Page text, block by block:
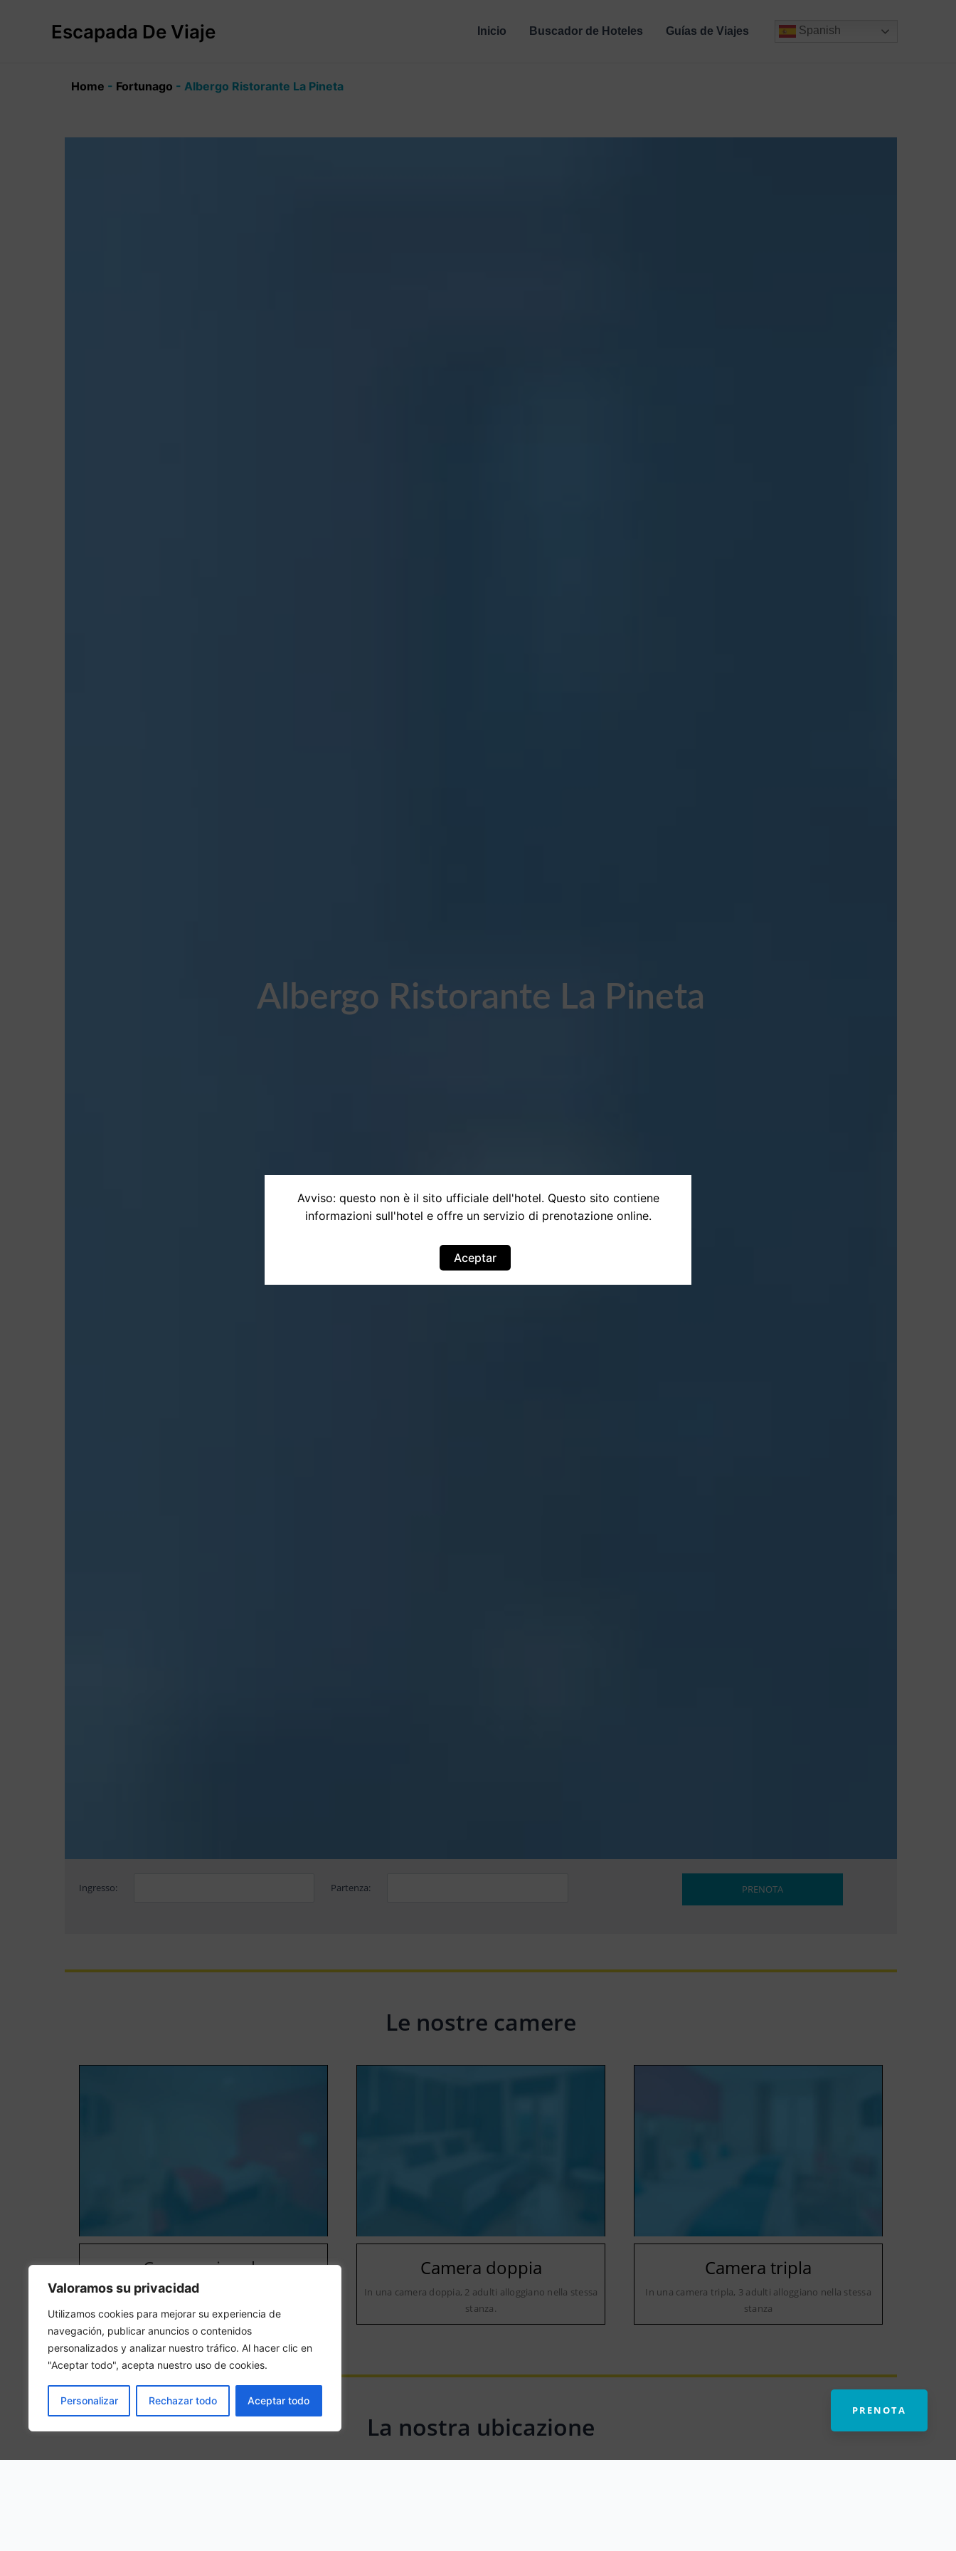
Valoramos su privacidad
Utilizamos cookies para mejorar su experiencia de
navegación, publicar anuncios o contenidos
personalizados y analizar nuestro tráfico. Al hacer clic en
"Aceptar todo", acepta nuestro uso de cookies.
Personalizar Rechazar todo Aceptar todo
Escapada De Viaje Inicio Buscador de Hoteles Guías de Viajes Spanish
Home - Fortunago - Albergo Ristorante La Pineta
Albergo Ristorante La Pineta
Ingresso: Partenza: PRENOTA
Le nostre camere
Camera singola
In una camera singola, 1 persona adulta sarà ospitata
nella camera
Camera doppia
In una camera doppia, 2 adulti alloggiano nella stessa
stanza.
Camera tripla
In una camera tripla, 3 adulti alloggiano nella stessa
stanza
La nostra ubicazione
Via Roma, 2, 27040 Fortunago PV, Italy
PRENOTA
Avviso: questo non è il sito ufficiale dell'hotel. Questo sito contiene
informazioni sull'hotel e offre un servizio di prenotazione online.
Aceptar